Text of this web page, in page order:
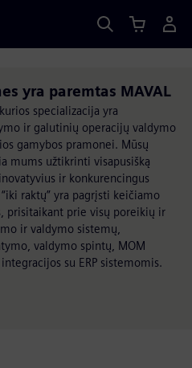
yra paremtas MAVAL
specializacija yra
ir galutinių operacijų valdymo
gamybos pramonei. Mūsų
mums užtikrinti visapusišką
ir konkurencingus
raktų” yra pagrįsti keičiamo
prisitaikant prie visų poreikių ir
ir valdymo sistemų,
valdymo spintų, MOM
su ERP sistemomis.